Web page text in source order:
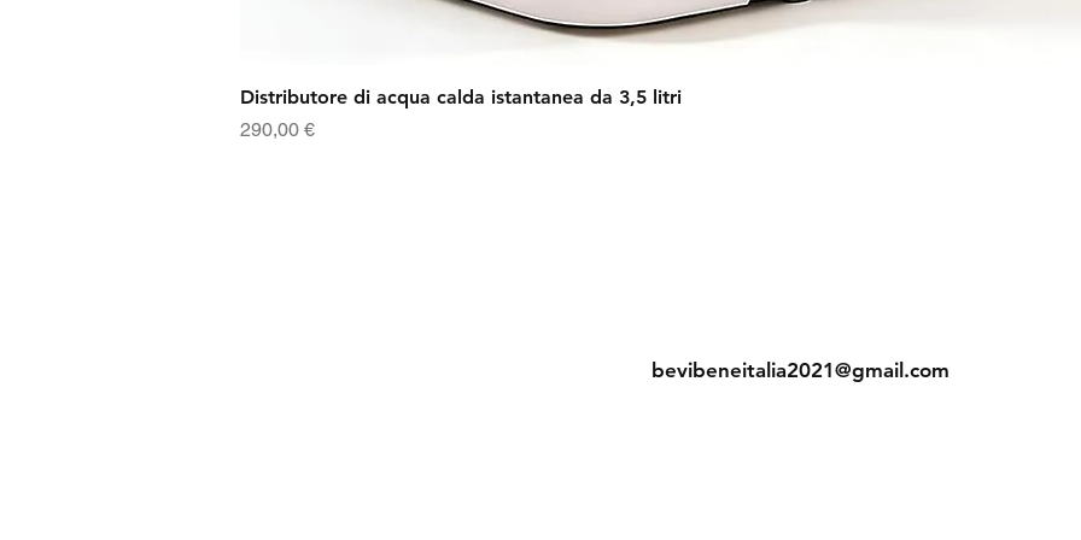
Distributore di acqua calda istantanea da 3,5 litri
Prezzo
290,00 €
bevibeneitalia2021@gmail.com